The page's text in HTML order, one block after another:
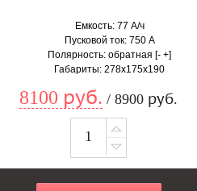
Емкость: 77 А/ч
Пусковой ток: 750 А
Полярность: обратная [- +]
Габариты: 278x175x190
8100 руб. / 8900 руб.